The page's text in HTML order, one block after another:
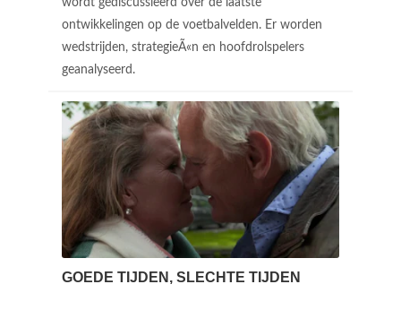
ontwikkelingen op de voetbalvelden. Er worden
wedstrijden, strategieÃ«n en hoofdrolspelers
geanalyseerd.
GOEDE TIJDEN, SLECHTE TIJDEN